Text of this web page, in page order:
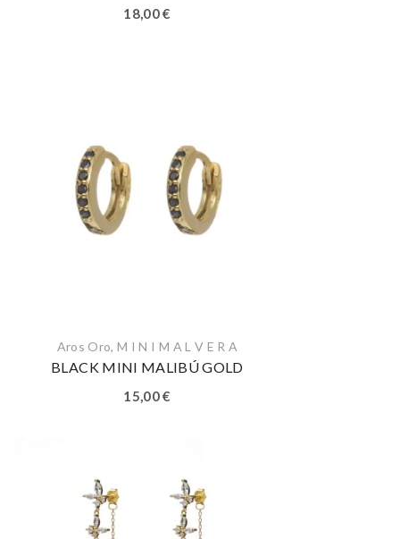
18,00€
Aros Oro,M I N I M A L V E R A
BLACK MINI MALIBÚ GOLD
15,00€